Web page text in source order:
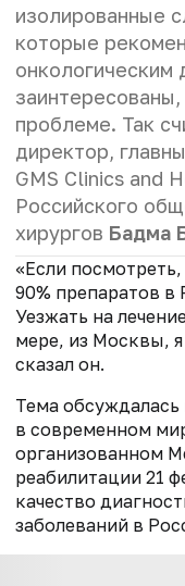
изолированные
которые
онкологическим
проблеме. Так
директор,
GMS Clinics and
Российского
хирургов Бадма
«Если
90% препаратов в
Уезжать на
мере, из Москвы,
сказал он.
Тема обсуждалась
в современном
организованном
реабилитации 21
качество
заболеваний в